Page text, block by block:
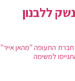
ללבנון
התעופה "מהאן אייר"
למשימה